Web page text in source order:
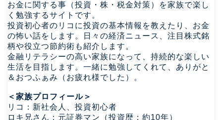
お金に関する事（投資・株・税金対策）を家族で楽し
く勉強するサイトです。
投資初心者のリコに投資の基本情報を教えたり、お金
の怖い話をします。日々の経済ニュース、注目株式銘
柄や役立つ節約術も紹介します。
金融リテラシーの高い家族になって、持続的な楽しい
生活を目指します。一緒に勉強してくれて、ありがと
＆おつふぁみ（お疲れ様でした）。
＜家族プロフィール＞
リコ：新社会人、投資初心者
ロキ兄さん：元証券マン（投資歴：約10年）